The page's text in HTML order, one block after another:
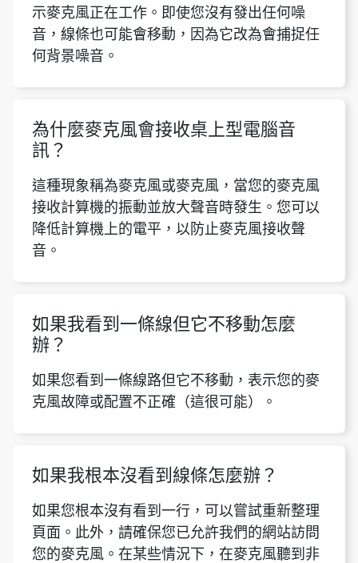
示麥克風正在工作。即使您沒有發出任何噪
音，線條也可能會移動，因為它改為會捕捉任
何背景噪音。
為什麼麥克風會接收桌上型電腦音
訊？
這種現象稱為麥克風或麥克風，當您的麥克風
接收計算機的振動並放大聲音時發生。您可以
降低計算機上的電平，以防止麥克風接收聲
音。
如果我看到一條線但它不移動怎麼
辦？
如果您看到一條線路但它不移動，表示您的麥
克風故障或配置不正確（這很可能）。
如果我根本沒看到線條怎麼辦？
如果您根本沒有看到一行，可以嘗試重新整理
頁面。此外，請確保您已允許我們的網站訪問
您的麥克風。在某些情況下，在麥克風聽到非